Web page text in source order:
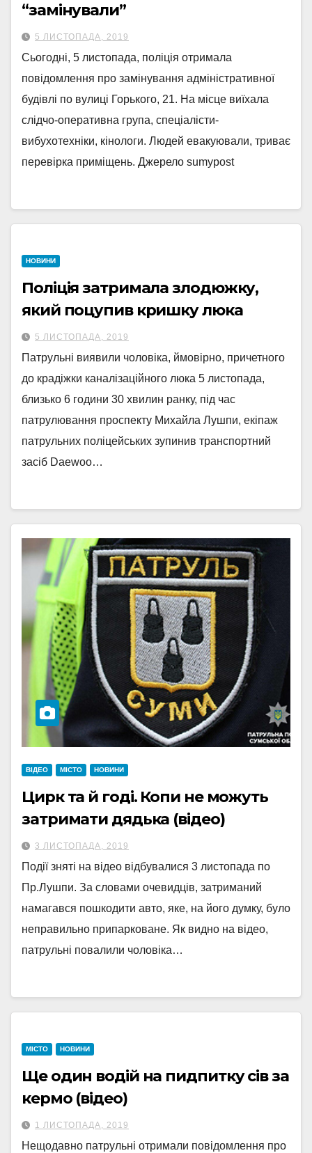
“замінували”
5 ЛИСТОПАДА, 2019
Сьогодні, 5 листопада, поліція отримала
повідомлення про замінування адміністративної
будівлі по вулиці Горького, 21. На місце виїхала
слідчо-оперативна група, спеціалісти-
вибухотехніки, кінологи. Людей евакуювали, триває
перевірка приміщень. Джерело sumypost
НОВИНИ
Поліція затримала злодюжку,
який поцупив кришку люка
5 ЛИСТОПАДА, 2019
Патрульні виявили чоловіка, ймовірно, причетного
до крадіжки каналізаційного люка 5 листопада,
близько 6 години 30 хвилин ранку, під час
патрулювання проспекту Михайла Лушпи, екіпаж
патрульних поліцейських зупинив транспортний
засіб Daewoo…
ВІДЕО МІСТО НОВИНИ
Цирк та й годі. Копи не можуть
затримати дядька (відео)
3 ЛИСТОПАДА, 2019
Події зняті на відео відбувалися 3 листопада по
Пр.Лушпи. За словами очевидців, затриманий
намагався пошкодити авто, яке, на його думку, було
неправильно припарковане. Як видно на відео,
патрульні повалили чоловіка…
МІСТО НОВИНИ
Ще один водій на пидпитку сів за
кермо (відео)
1 ЛИСТОПАДА, 2019
Нещодавно патрульні отримали повідомлення про